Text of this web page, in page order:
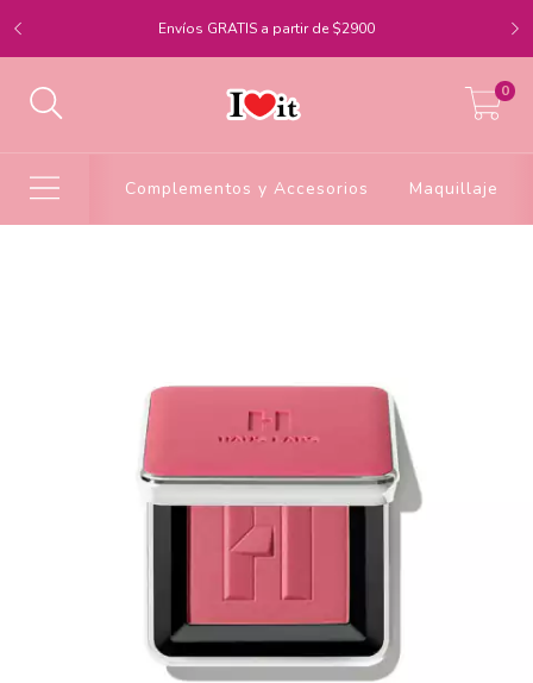
Envíos GRATIS a partir de $2900
0
Complementos y Accesorios Maquillaje